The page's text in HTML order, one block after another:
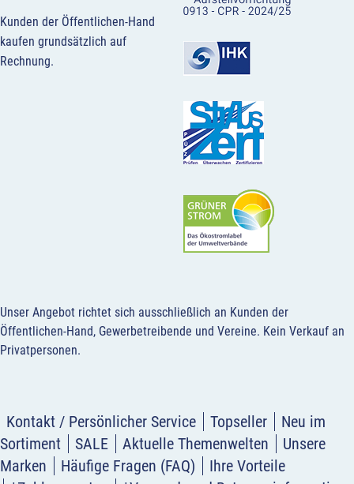
Kunden der Öffentlichen-Hand
kaufen grundsätzlich auf
Rechnung.
Unser Angebot richtet sich ausschließlich an Kunden der
Öffentlichen-Hand, Gewerbetreibende und Vereine. Kein Verkauf an
Privatpersonen.
Kontakt / Persönlicher Service Topseller
Neu im
Sortiment
SALE Aktuelle Themenwelten
Unsere
Marken
Häufige Fragen (FAQ)
Ihre Vorteile